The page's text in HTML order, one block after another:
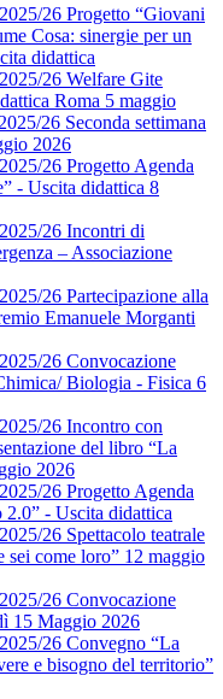
26 Progetto “Giovani
Cosa: sinergie per un
didattica
26 Welfare Gite
Roma 5 maggio
26 Seconda settimana
2026
26 Progetto Agenda
- Uscita didattica 8
26 Incontri di
– Associazione
26 Partecipazione alla
Emanuele Morganti
26 Convocazione
Biologia - Fisica 6
26 Incontro con
del libro “La
2026
26 Progetto Agenda
- Uscita didattica
26 Spettacolo teatrale
come loro” 12 maggio
26 Convocazione
15 Maggio 2026
26 Convegno “La
e bisogno del territorio”